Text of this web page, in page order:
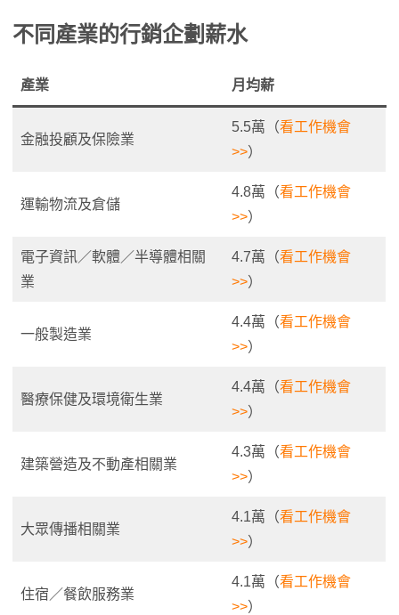
不同產業的行銷企劃薪水
產業 月均薪
金融投顧及保險業
5.5萬（看工作機會
>>）
運輸物流及倉儲
4.8萬（看工作機會
>>）
電子資訊／軟體／半導體相關
業
4.7萬（看工作機會
>>）
一般製造業
4.4萬（看工作機會
>>）
醫療保健及環境衛生業
4.4萬（看工作機會
>>）
建築營造及不動產相關業
4.3萬（看工作機會
>>）
大眾傳播相關業
4.1萬（看工作機會
>>）
住宿／餐飲服務業
4.1萬（看工作機會
>>）